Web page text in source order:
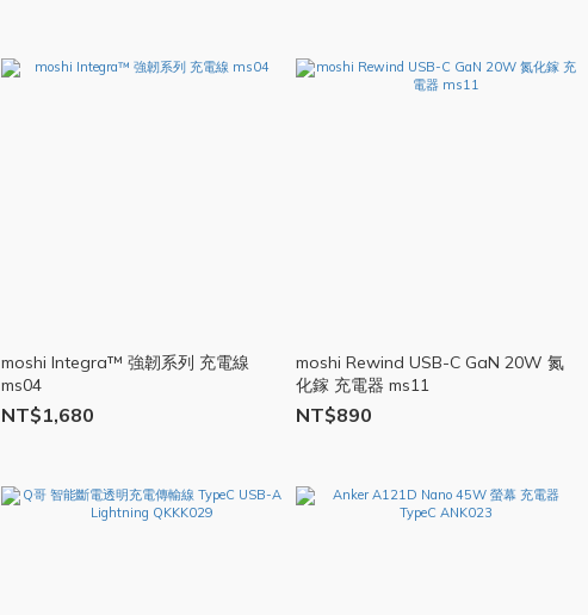
moshi Integra™ 強韌系列 充電線
ms04
NT$1,680
moshi Rewind USB-C GaN 20W 氮
化鎵 充電器 ms11
NT$890